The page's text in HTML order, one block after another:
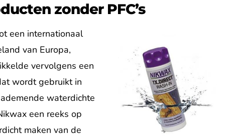
zonder PFC’s
een internationaal
van Europa,
vervolgens een
wordt gebruikt in
waterdichte
een reeks op
maken van de